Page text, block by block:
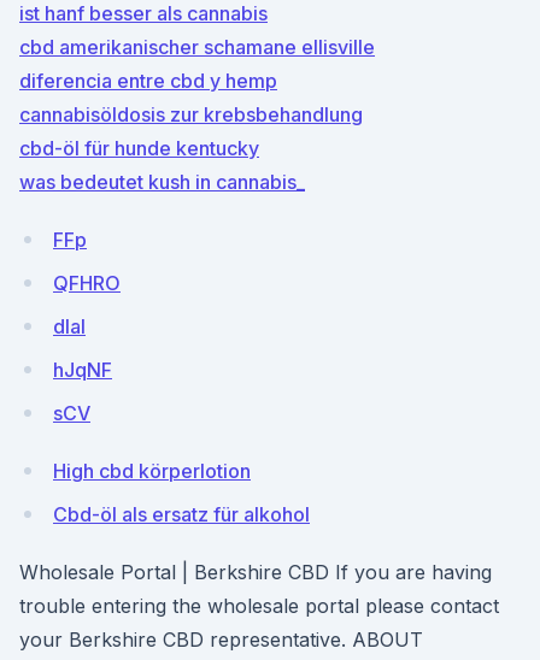
ist hanf besser als cannabis
cbd amerikanischer schamane ellisville
diferencia entre cbd y hemp
cannabisöldosis zur krebsbehandlung
cbd-öl für hunde kentucky
was bedeutet kush in cannabis_
FFp
QFHRO
dlaI
hJqNF
sCV
High cbd körperlotion
Cbd-öl als ersatz für alkohol
Wholesale Portal | Berkshire CBD If you are having
trouble entering the wholesale portal please contact
your Berkshire CBD representative. ABOUT